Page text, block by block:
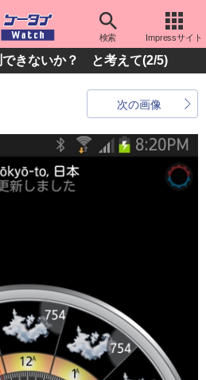
検索 Impressサイト
できないか？ と考えて(2/5)
次の画像